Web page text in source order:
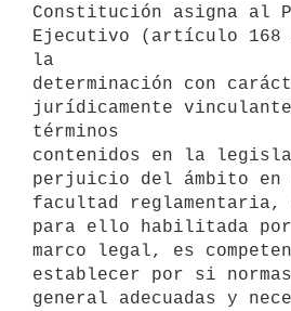
Constitución asigna al
Ejecutivo (artículo 168
la
determinación con
jurídicamente
términos
contenidos en la
perjuicio del ámbito en
facultad reglamentaria,
para ello habilitada
marco legal, es
establecer por si
general adecuadas y